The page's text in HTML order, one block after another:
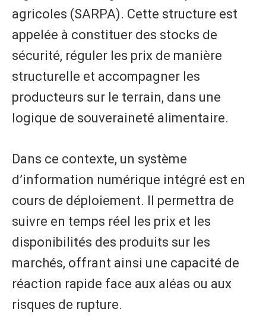
agricoles (SARPA). Cette structure est
appelée à constituer des stocks de
sécurité, réguler les prix de manière
structurelle et accompagner les
producteurs sur le terrain, dans une
logique de souveraineté alimentaire.
Dans ce contexte, un système
d’information numérique intégré est en
cours de déploiement. Il permettra de
suivre en temps réel les prix et les
disponibilités des produits sur les
marchés, offrant ainsi une capacité de
réaction rapide face aux aléas ou aux
risques de rupture.